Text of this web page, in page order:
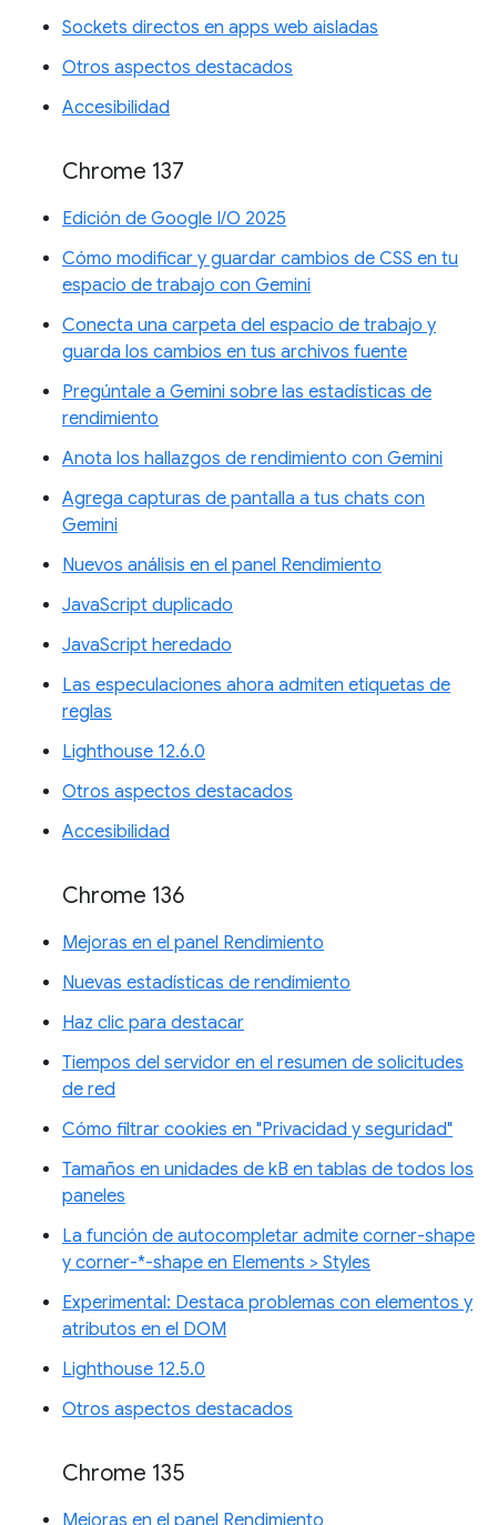
Sockets directos en apps web aisladas
Otros aspectos destacados
Accesibilidad
Chrome 137
Edición de Google I/O 2025
Cómo modificar y guardar cambios de CSS en tu
espacio de trabajo con Gemini
Conecta una carpeta del espacio de trabajo y
guarda los cambios en tus archivos fuente
Pregúntale a Gemini sobre las estadísticas de
rendimiento
Anota los hallazgos de rendimiento con Gemini
Agrega capturas de pantalla a tus chats con
Gemini
Nuevos análisis en el panel Rendimiento
JavaScript duplicado
JavaScript heredado
Las especulaciones ahora admiten etiquetas de
reglas
Lighthouse 12.6.0
Otros aspectos destacados
Accesibilidad
Chrome 136
Mejoras en el panel Rendimiento
Nuevas estadísticas de rendimiento
Haz clic para destacar
Tiempos del servidor en el resumen de solicitudes
de red
Cómo filtrar cookies en "Privacidad y seguridad"
Tamaños en unidades de kB en tablas de todos los
paneles
La función de autocompletar admite corner-shape
y corner-*-shape en Elements > Styles
Experimental: Destaca problemas con elementos y
atributos en el DOM
Lighthouse 12.5.0
Otros aspectos destacados
Chrome 135
Mejoras en el panel Rendimiento